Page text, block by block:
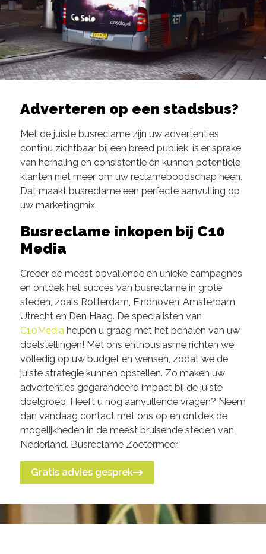
Adverteren op een stadsbus?
Met de juiste busreclame zijn uw advertenties
continu zichtbaar bij een breed publiek, is er sprake
van herhaling en consistentie én kunnen potentiële
klanten niet meer om uw reclameboodschap heen.
Dat maakt busreclame een perfecte aanvulling op
uw marketingmix.
Busreclame inkopen bij C10
Media
Creëer de meest opvallende en unieke campagnes
en ontdek het succes van busreclame in grote
steden, zoals Rotterdam, Eindhoven, Amsterdam,
Utrecht en Den Haag. De specialisten van
C10Mediahelpen u graag met het behalen van uw
doelstellingen! Met ons enthousiasme richten we
volledig op uw budget en wensen, zodat we de
juiste strategie kunnen opstellen. Zo maken uw
advertenties gegarandeerd impact bij de juiste
doelgroep. Heeft u nog aanvullende vragen? Neem
dan vandaag contact met ons op en ontdek de
mogelijkheden in de meest bruisende steden van
Nederland. Busreclame Zoetermeer.
Gratis advies gesprek